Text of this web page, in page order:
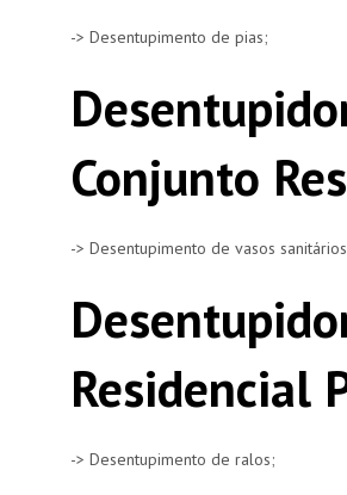
-> Desentupimento de pias;
Conjunto
-> Desentupimento de vasos
Residencial
-> Desentupimento de ralos;